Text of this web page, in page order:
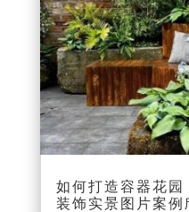
如何打造容器花
装饰实景图片案例